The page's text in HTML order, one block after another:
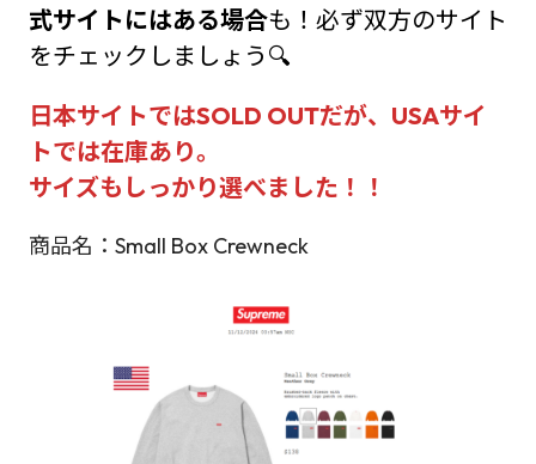
式サイトにはある場合も！必ず双方のサイト
をチェックしましょう🔍
日本サイトではSOLD OUTだが、USAサイ
トでは在庫あり。
サイズもしっかり選べました！！
商品名：Small Box Crewneck